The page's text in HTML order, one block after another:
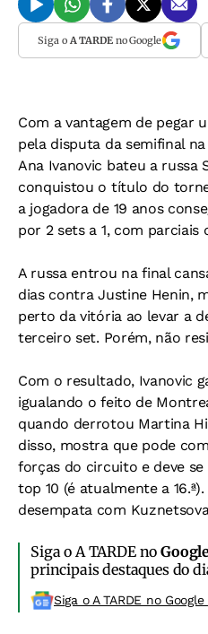
Siga o A TARDEno Google
Com a vantagem de pegar
pela disputa da semifinal
Ana Ivanovic bateu a russa
conquistou o título do
a jogadora de 19 anos
por 2 sets a 1, com parciais
A russa entrou na final
dias contra Justine Henin,
perto da vitória ao levar a
terceiro set. Porém, não
Com o resultado, Ivanovic
igualando o feito de
quando derrotou Martina
disso, mostra que pode
forças do circuito e deve
top 10 (é atualmente a
desempata com
Siga o A TARDE no
principais destaques do
Siga o A TARDE no